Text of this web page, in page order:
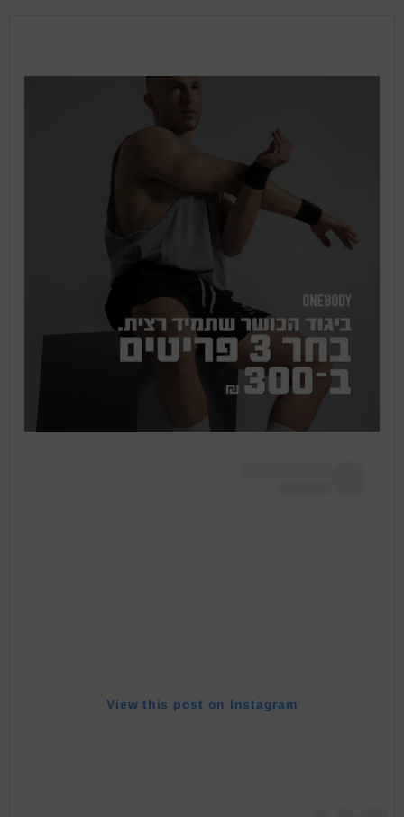
View this post on Instagram